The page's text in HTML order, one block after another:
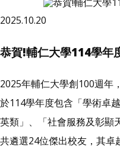
2025.10.20
恭賀!輔仁大學114學年
2025年輔仁大學創100週年
於114學年度包含「學術卓
英類」、「社會服務及彰顯
共遴選24位傑出校友，其卓